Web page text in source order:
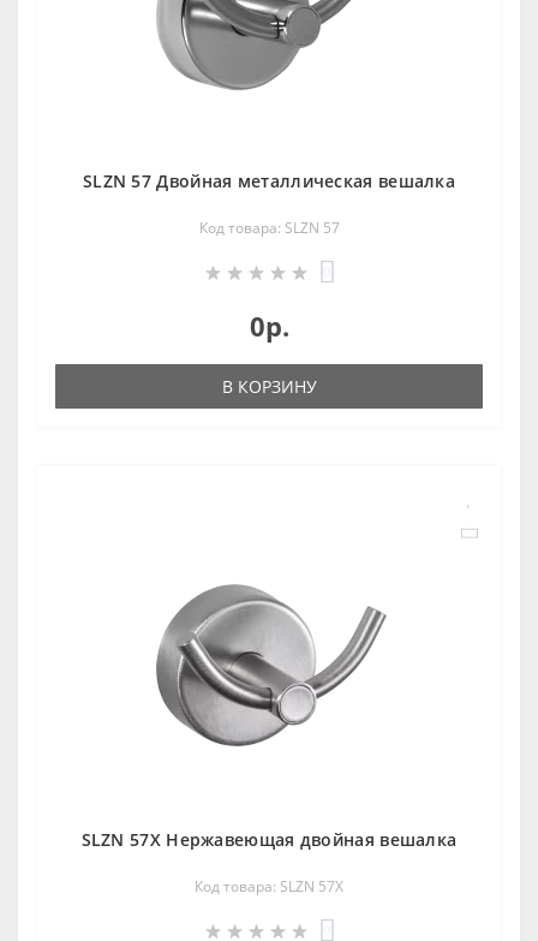
SLZN 57 Двойная металлическая вешалка
Код товара: SLZN 57
0р.
В КОРЗИНУ
SLZN 57X Нержавеющая двойная вешалка
Код товара: SLZN 57X